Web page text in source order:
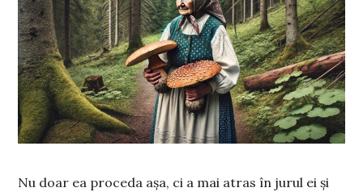
Nu doar ea proceda așa, ci a mai atras în jurul ei și